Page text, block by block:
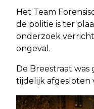
Het Team
de politie is ter
onderzoek
ongeval.
De Breestraat
tijdelijk afgesloten